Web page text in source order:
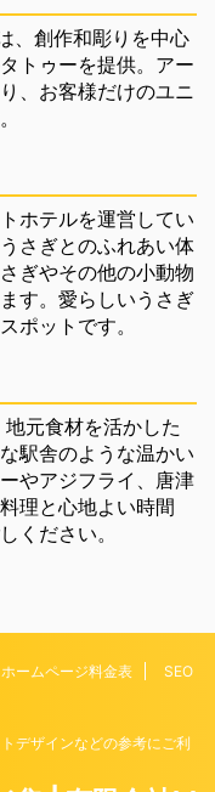
、創作和彫りを中心
トゥーを提供。アー
、お客様だけのユニ
ホテルを運営してい
さぎとのふれあい体
ぎやその他の小動物
す。愛らしいうさぎ
ポットです。
地元食材を活かした
駅舎のような温かい
やアジフライ、唐津
理と心地よい時間
ください。
ホームページ料金表
SEO
デザインなどの参考にご利